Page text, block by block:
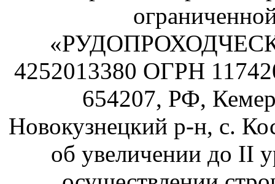
4252013380 ОГРН
654207, РФ,
Новокузнецкий р-н, с.
об увеличении до II